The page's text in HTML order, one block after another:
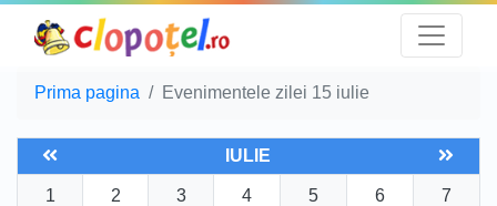
Prima pagina Evenimentele zilei 15 iulie
IULIE
1 2 3 4 5 6 7